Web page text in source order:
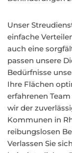
Unser
einfache
auch eine
passen unsere
Bedürfnisse
Ihre Flächen
erfahrenen
wir der
Kommunen in
reibungslosen
Verlassen Sie